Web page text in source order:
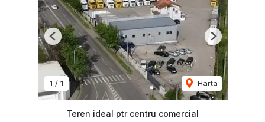
1 / 1 Harta
Previous Next
Teren ideal ptr centru comercial